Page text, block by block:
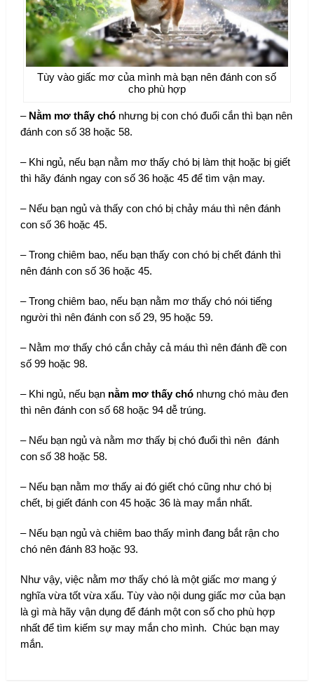
Tùy vào giấc mơ của mình mà bạn nên đánh con số
cho phù hợp
– Nằm mơ thấy chónhưng bị con chó đuổi cắn thì bạn nên
đánh con số 38 hoặc 58.
– Khi ngủ, nếu bạn nằm mơ thấy chó bị làm thịt hoặc bị giết
thì hãy đánh ngay con số 36 hoặc 45 để tìm vận may.
– Nếu bạn ngủ và thấy con chó bị chảy máu thì nên đánh
con số 36 hoặc 45.
– Trong chiêm bao, nếu bạn thấy con chó bị chết đánh thì
nên đánh con số 36 hoặc 45.
– Trong chiêm bao, nếu bạn nằm mơ thấy chó nói tiếng
người thì nên đánh con số 29, 95 hoặc 59.
– Nằm mơ thấy chó cắn chảy cả máu thì nên đánh đề con
số 99 hoặc 98.
– Khi ngủ, nếu bạn nằm mơ thấy chónhưng chó màu đen
thì nên đánh con số 68 hoặc 94 dễ trúng.
– Nếu bạn ngủ và nằm mơ thấy bị chó đuổi thì nên đánh
con số 38 hoặc 58.
– Nếu bạn nằm mơ thấy ai đó giết chó cũng như chó bị
chết, bị giết đánh con 45 hoặc 36 là may mắn nhất.
– Nếu bạn ngủ và chiêm bao thấy mình đang bắt rận cho
chó nên đánh 83 hoặc 93.
Như vậy, việc nằm mơ thấy chó là một giấc mơ mang ý
nghĩa vừa tốt vừa xấu. Tùy vào nội dung giấc mơ của bạn
là gì mà hãy vận dụng để đánh một con số cho phù hợp
nhất để tìm kiếm sự may mắn cho mình. Chúc bạn may
mắn.